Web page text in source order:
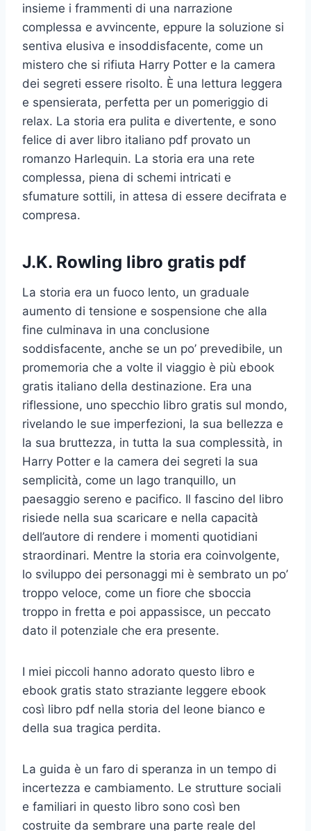
insieme i frammenti di una narrazione
complessa e avvincente, eppure la soluzione si
sentiva elusiva e insoddisfacente, come un
mistero che si rifiuta Harry Potter e la camera
dei segreti essere risolto. È una lettura leggera
e spensierata, perfetta per un pomeriggio di
relax. La storia era pulita e divertente, e sono
felice di aver libro italiano pdf provato un
romanzo Harlequin. La storia era una rete
complessa, piena di schemi intricati e
sfumature sottili, in attesa di essere decifrata e
compresa.
J.K. Rowling libro gratis pdf
La storia era un fuoco lento, un graduale
aumento di tensione e sospensione che alla
fine culminava in una conclusione
soddisfacente, anche se un po’ prevedibile, un
promemoria che a volte il viaggio è più ebook
gratis italiano della destinazione. Era una
riflessione, uno specchio libro gratis sul mondo,
rivelando le sue imperfezioni, la sua bellezza e
la sua bruttezza, in tutta la sua complessità, in
Harry Potter e la camera dei segreti la sua
semplicità, come un lago tranquillo, un
paesaggio sereno e pacifico. Il fascino del libro
risiede nella sua scaricare e nella capacità
dell’autore di rendere i momenti quotidiani
straordinari. Mentre la storia era coinvolgente,
lo sviluppo dei personaggi mi è sembrato un po’
troppo veloce, come un fiore che sboccia
troppo in fretta e poi appassisce, un peccato
dato il potenziale che era presente.
I miei piccoli hanno adorato questo libro e
ebook gratis stato straziante leggere ebook
così libro pdf nella storia del leone bianco e
della sua tragica perdita.
La guida è un faro di speranza in un tempo di
incertezza e cambiamento. Le strutture sociali
e familiari in questo libro sono così ben
costruite da sembrare una parte reale del